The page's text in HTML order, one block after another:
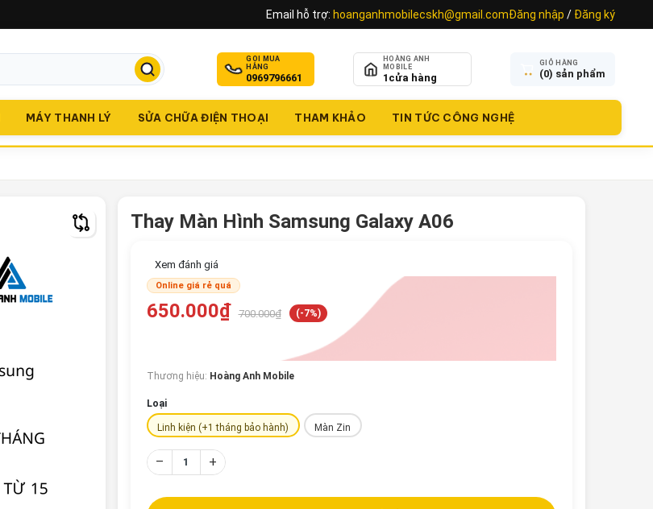
Email hỗ trợ: hoanganhmobilecskh@gmail.comĐăng nhập / Đăng ký
GỌI MUA
HÀNG
0969796661
HOÀNG ANH
MOBILE
1 cửa hàng
GIỎ HÀNG
(0) sản phẩm
MÁY THANH LÝ SỬA CHỮA ĐIỆN THOẠI THAM KHẢO TIN TỨC CÔNG NGHỆ
Thay Màn Hình Samsung Galaxy A06
Xem đánh giá
Online giá rẻ quá
650.000₫ 700.000₫ (-7%)
Thương hiệu: Hoàng Anh Mobile
Loại
Linh kiện (+1 tháng bảo hành) Màn Zin
– +